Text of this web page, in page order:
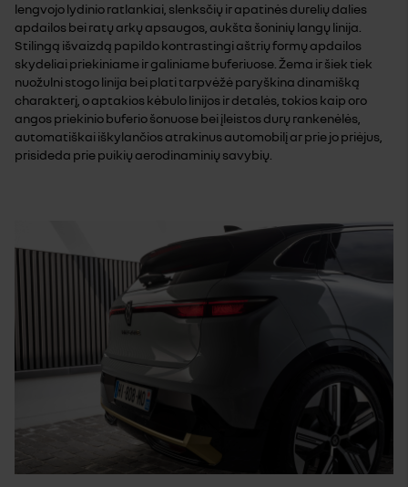
lengvojo lydinio ratlankiai, slenksčių ir apatinės durelių dalies
apdailos bei ratų arkų apsaugos, aukšta šoninių langų linija.
Stilingą išvaizdą papildo kontrastingi aštrių formų apdailos
skydeliai priekiniame ir galiniame buferiuose. Žema ir šiek tiek
nuožulni stogo linija bei plati tarpvėžė paryškina dinamišką
charakterį, o aptakios kėbulo linijos ir detalės, tokios kaip oro
angos priekinio buferio šonuose bei įleistos durų rankenėlės,
automatiškai iškylančios atrakinus automobilį ar prie jo priėjus,
prisideda prie puikių aerodinaminių savybių.